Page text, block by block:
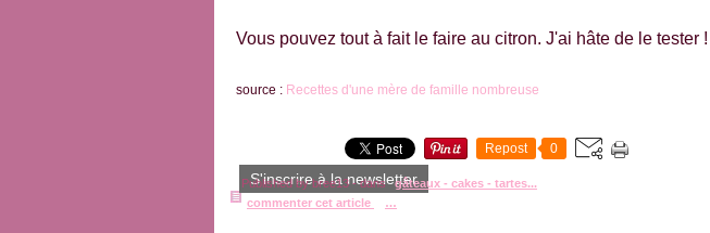
Vous pouvez tout à fait le faire au citron. J'ai hâte de le tester !
source : Recettes d'une mère de famille nombreuse
Repost 0
S'inscrire à la newsletter
Published by bree13 -dans gâteaux - cakes - tartes...
commenter cet article
…